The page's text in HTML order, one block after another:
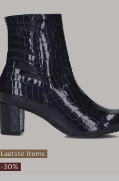
Laatste items
-30%